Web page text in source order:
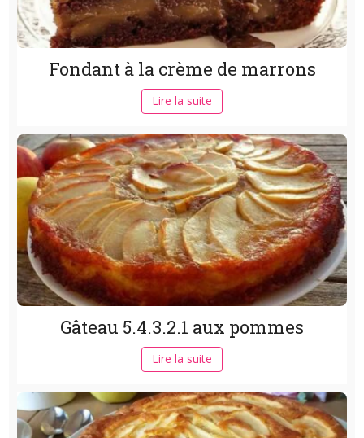
Fondant à la crème de marrons
Lire la suite
Gâteau 5.4.3.2.1 aux pommes
Lire la suite